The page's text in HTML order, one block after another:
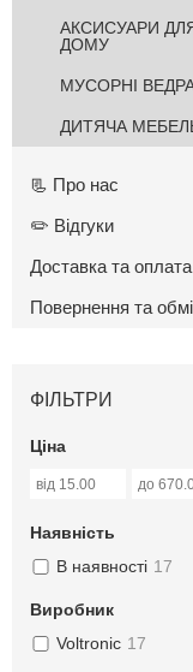
АКСИСУАРИ
ДОМУ
МУСОРНІ
ДИТЯЧА
📃 Про нас
✏️ Відгуки
Доставка та оплата
Повернення та
ФІЛЬТРИ
Ціна
Наявність
В наявності 17
Виробник
Voltronic 17